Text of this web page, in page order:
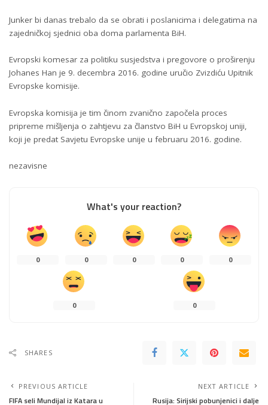
Junker bi danas trebalo da se obrati i poslanicima i delegatima na
zajedničkoj sjednici oba doma parlamenta BiH.
Evropski komesar za politiku susjedstva i pregovore o proširenju
Johanes Han je 9. decembra 2016. godine uručio Zvizdiću Upitnik
Evropske komisije.
Evropska komisija je tim činom zvanično započela proces
pripreme mišljenja o zahtjevu za članstvo BiH u Evropskoj uniji,
koji je predat Savjetu Evropske unije u februaru 2016. godine.
nezavisne
What's your reaction?
0 0 0 0 0
0 0
SHARES
PREVIOUS ARTICLE
FIFA seli Mundijal iz Katara u
NEXT ARTICLE
Rusija: Sirijski pobunjenici i dalje